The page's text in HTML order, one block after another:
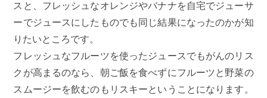
スと、フレッシュなオレンジやバナナを自宅でジューサ
ーでジュースにしたものでも同じ結果になったのかが知
りたいところです。
フレッシュなフルーツを使ったジュースでもがんのリス
クが高まるのなら、朝ご飯を食べずにフルーツと野菜の
スムージーを飲むのもリスキーということになります。